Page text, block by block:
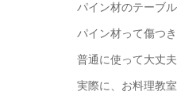
パイン材のテーブ
パイン材って傷つ
普通に使って大丈
実際に、お料理教